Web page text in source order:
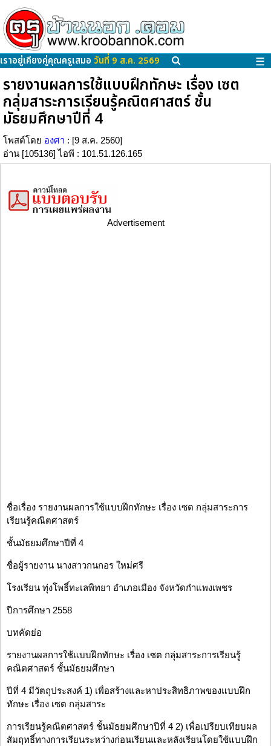
เราอยู่เคียงคู่คุณครูเสมอ วันที่ 9 ส.ค. 2569 ☰
รายงานผลการใช้แบบฝึกทักษะ เรื่อง เซต
กลุ่มสาระการเรียนรู้คณิตศาสตร์ ชั้น
มัธยมศึกษาปีที่ 4
โพสต์โดย องศา : [9 ส.ค. 2560]
อ่าน [105136] ไอพี : 101.51.126.165
Advertisement
ชื่อเรื่อง รายงานผลการใช้แบบฝึกทักษะ เรื่อง เซต กลุ่มสาระการ
เรียนรู้คณิตศาสตร์
ชั้นมัธยมศึกษาปีที่ 4
ชื่อผู้รายงาน นางสาวกนกอร ใหม่ศรี
โรงเรียน ทุ่งโพธิ์ทะเลพิทยา อำเภอเมือง จังหวัดกำแพงเพชร
ปีการศึกษา 2558
บทคัดย่อ
รายงานผลการใช้แบบฝึกทักษะ เรื่อง เซต กลุ่มสาระการเรียนรู้
คณิตศาสตร์ ชั้นมัธยมศึกษา
ปีที่ 4 มีวัตถุประสงค์ 1) เพื่อสร้างและหาประสิทธิภาพของแบบฝึก
ทักษะ เรื่อง เซต กลุ่มสาระ
การเรียนรู้คณิตศาสตร์ ชั้นมัธยมศึกษาปีที่ 4 2) เพื่อเปรียบเทียบผล
สัมฤทธิ์ทางการเรียนระหว่างก่อนเรียนและหลังเรียนโดยใช้แบบฝึก